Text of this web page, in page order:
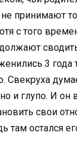
принимают
с того
3
Свекруха
и глупо. И он
свои
там остался